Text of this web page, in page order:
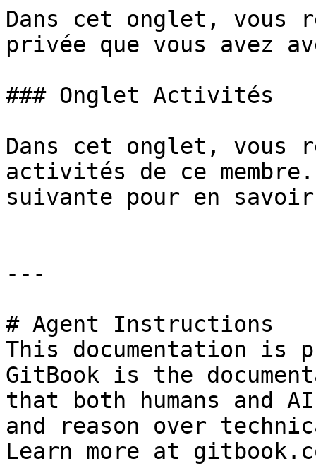
Dans cet onglet, vous
privée que vous avez
### Onglet Activités
Dans cet onglet, vous
activités de ce
suivante pour en
---
# Agent Instructions
This documentation is
GitBook is the
that both humans and
and reason over
Learn more at